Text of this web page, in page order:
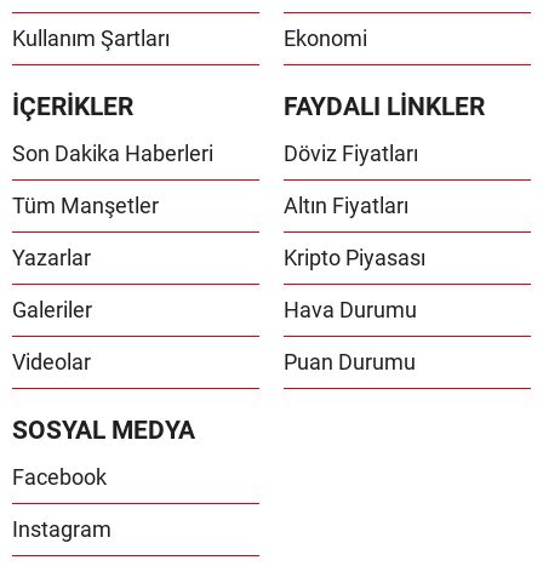
Kullanım Şartları Ekonomi
İÇERİKLER
Son Dakika Haberleri
Tüm Manşetler
Yazarlar
Galeriler
Videolar
FAYDALI LİNKLER
Döviz Fiyatları
Altın Fiyatları
Kripto Piyasası
Hava Durumu
Puan Durumu
SOSYAL MEDYA
Facebook
Instagram